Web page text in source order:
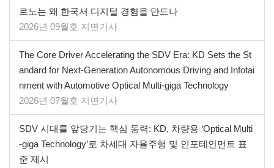
르노는 왜 한국서 디지털 경험을 만드나
2026년 09월호 지면기사
The Core Driver Accelerating the SDV Era: KD Sets the St
andard for Next-Generation Autonomous Driving and Infotai
nment with Automotive Optical Multi-giga Technology
2026년 07월호 지면기사
SDV 시대를 앞당기는 핵심 동력: KD, 차량용 ‘Optical Multi
-giga Technology’로 차세대 자율주행 및 인포테인먼트 표
준 제시